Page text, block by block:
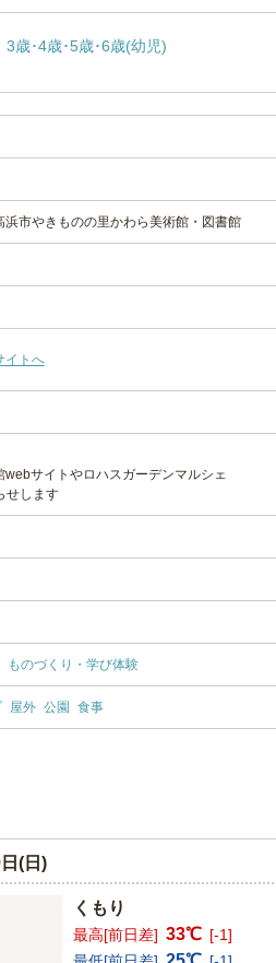
3歳･4歳･5歳･6歳(幼児)
市やきものの里かわら美術館・図書館
イトへ
サイトやロハスガーデンマルシェ
せします
ものづくり・学び体験
屋外 公園 食事
(日)
くもり
最高[前日差] 33℃ [-1]